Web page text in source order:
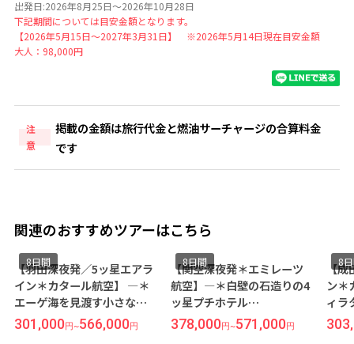
出発日:2026年8月25日～2026年10月28日
下記期間については目安金額となります。
【2026年5月15日～2027年3月31日】 ※2026年5月14日現在目安金額
大人：98,000円
注
意
掲載の金額は旅行代金と燃油サーチャージの合算料金
です
関連のおすすめツアーはこちら
【羽田深夜発／5ッ星エアラ
イン＊カタール航空】 ―＊
エーゲ海を見渡す小さな丘
の上に建つ『Santorini
Palace Hotel』連泊＊―＜
8日間
301,000円~566,000円
【関空深夜発＊エミレーツ
航空】―＊白壁の石造りの4
ッ星プチホテル
『Theoxenia Boutique
Santorini Hotel』宿泊＜
8日間
378,000円~571,000円
【
ン＊
ィラ
ッ星
ィ
8